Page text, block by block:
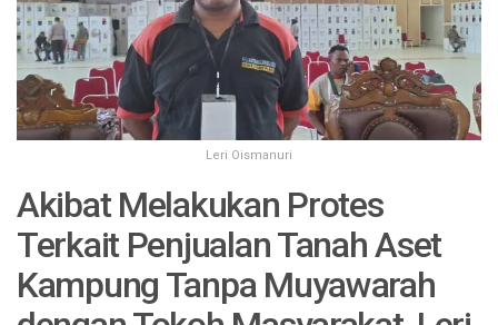
Leri Oismanuri
Akibat Melakukan Protes
Terkait Penjualan Tanah Aset
Kampung Tanpa Muyawarah